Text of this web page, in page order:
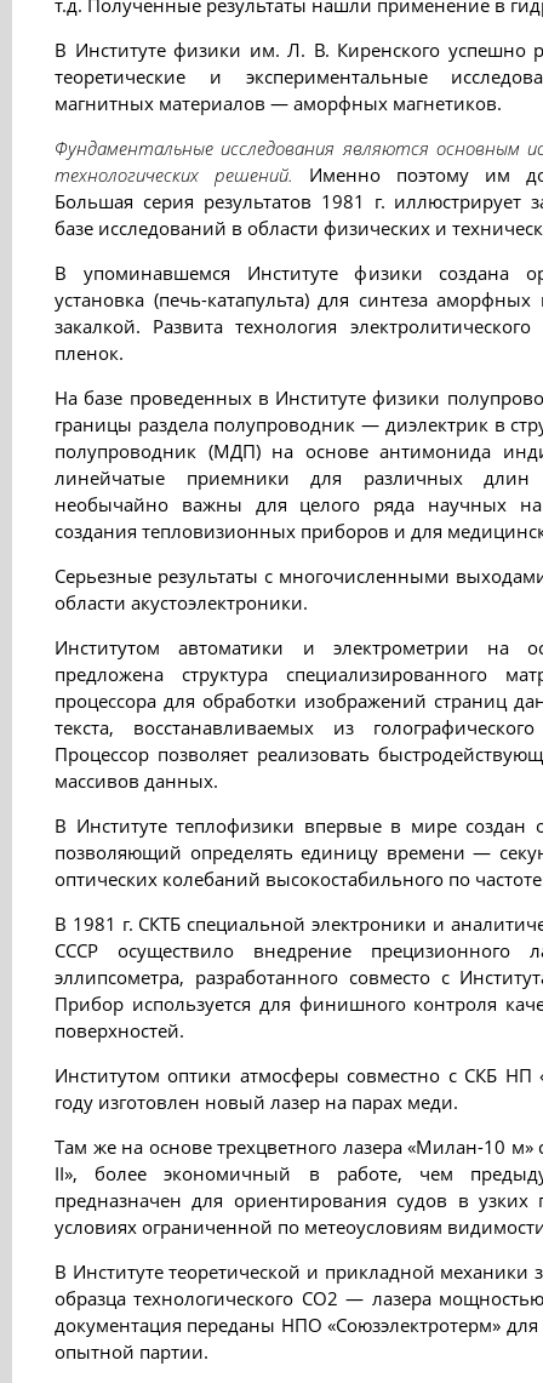
т.д. Полученные результаты нашли применение в
В Институте физики им. Л. В. Киренcкого успешно
теоретические и экспериментальные
магнитных материалов — аморфных магнетиков.
Фундаментальные исследования являются основным
технологических решений. Именно поэтому им
Большая серия результатов 1981 г.
базе исследований в области физических и
В упоминавшемся Институте физики создана
установка (печь-катапульта) для синтеза
закалкой. Развита технология
пленок.
На базе проведенных в Институте физики
границы раздела полупроводник — диэлектрик в
полупроводник (МДП) на основе антимонида
линейчатые приемники для различных
необычайно важны для целого ряда научных
создания тепловизионных приборов и для
Серьезные результаты с многочисленными
области акустоэлектроники.
Институтом автоматики и электрометрии на
предложена структура специализированного
процессора для обработки изображений страниц
текста, восстанавливаемых из
Процессор позволяет реализовать
массивов данных.
В Институте теплофизики впервые в мире создан
позволяющий определять единицу времени —
оптических колебаний высокостабильного по
В 1981 г. СКТБ специальной электроники и
СССР осуществило внедрение прецизионного
эллипсометра, разработанного совместо с
Прибор используется для финишного контроля
поверхностей.
Институтом оптики атмосферы совместно с СКБ НП
году изготовлен новый лазер на парах меди.
Там же на основе трехцветного лазера «Милан-10
II», более экономичный в работе, чем
предназначен для ориентирования судов в
условиях ограниченной по метеоусловиям
В Институте теоретической и прикладной механики
образца технологического СО2 — лазера
документация переданы НПО «Союзэлектротерм» для
опытной партии.